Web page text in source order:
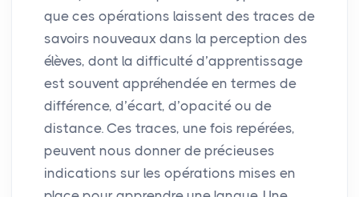
que ces opérations laissent des traces de
savoirs nouveaux dans la perception des
élèves, dont la difficulté d’apprentissage
est souvent appréhendée en termes de
différence, d’écart, d’opacité ou de
distance. Ces traces, une fois repérées,
peuvent nous donner de précieuses
indications sur les opérations mises en